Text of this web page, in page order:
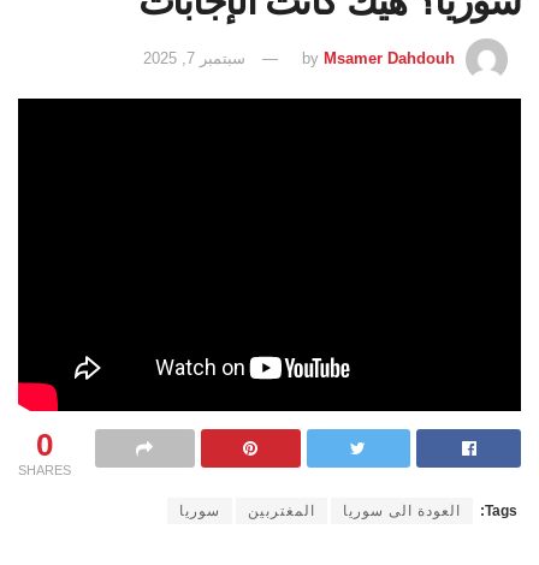
by Msamer Dahdouh سبتمبر 7, 2025
0
SHARES
Tags: العودة الى سوريا المغتربين سوريا